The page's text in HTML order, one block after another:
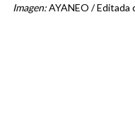
Imagen:AYANEO / Editada